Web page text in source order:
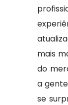
mais
do
a
se